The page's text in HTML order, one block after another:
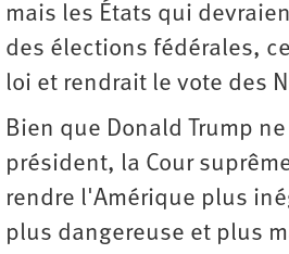
mais les États qui
des élections fédérales,
loi et rendrait le vote des
Bien que Donald Trump
président, la Cour
rendre l'Amérique plus
plus dangereuse et plus